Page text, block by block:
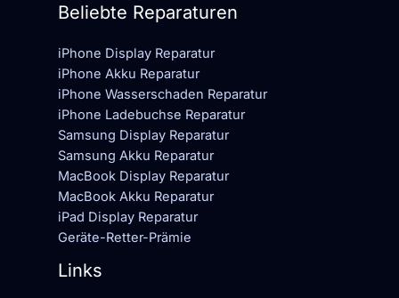
Beliebte Reparaturen
iPhone Display Reparatur
iPhone Akku Reparatur
iPhone Wasserschaden Reparatur
iPhone Ladebuchse Reparatur
Samsung Display Reparatur
Samsung Akku Reparatur
MacBook Display Reparatur
MacBook Akku Reparatur
iPad Display Reparatur
Geräte-Retter-Prämie
Links